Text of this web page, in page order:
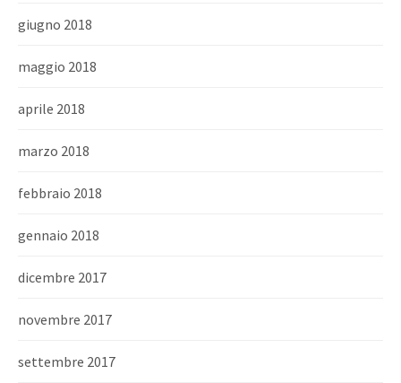
giugno 2018
maggio 2018
aprile 2018
marzo 2018
febbraio 2018
gennaio 2018
dicembre 2017
novembre 2017
settembre 2017